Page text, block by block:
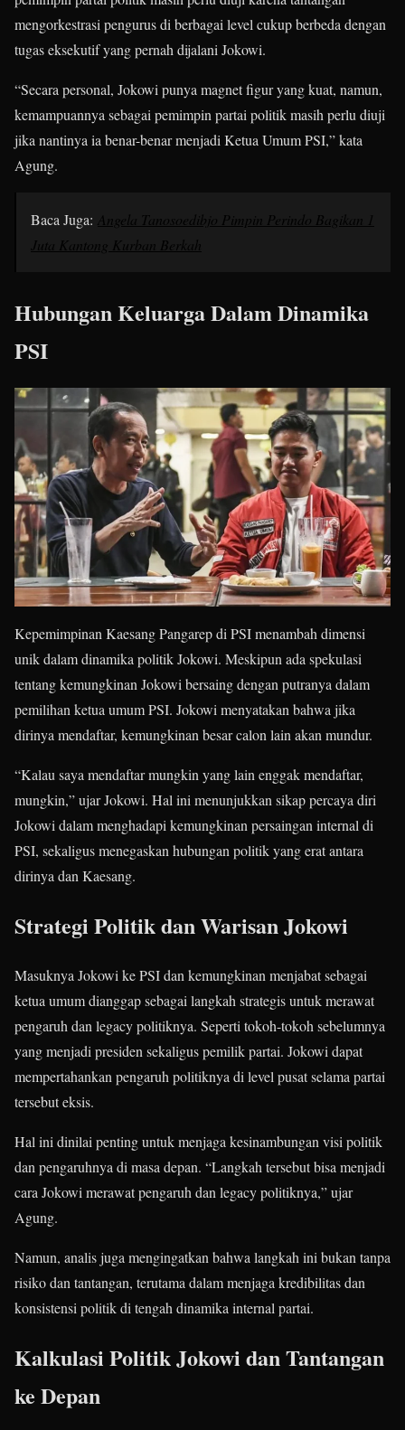
mengorkestrasi pengurus di berbagai level cukup berbeda dengan
tugas eksekutif yang pernah dijalani Jokowi.
“Secara personal, Jokowi punya magnet figur yang kuat, namun,
kemampuannya sebagai pemimpin partai politik masih perlu diuji
jika nantinya ia benar-benar menjadi Ketua Umum PSI,” kata
Agung.
Baca Juga: Angela Tanosoedibjo Pimpin Perindo Bagikan 1
Juta Kantong Kurban Berkah
Hubungan Keluarga Dalam Dinamika
PSI
Kepemimpinan Kaesang Pangarep di PSI menambah dimensi
unik dalam dinamika politik Jokowi. Meskipun ada spekulasi
tentang kemungkinan Jokowi bersaing dengan putranya dalam
pemilihan ketua umum PSI. Jokowi menyatakan bahwa jika
dirinya mendaftar, kemungkinan besar calon lain akan mundur.
“Kalau saya mendaftar mungkin yang lain enggak mendaftar,
mungkin,” ujar Jokowi. Hal ini menunjukkan sikap percaya diri
Jokowi dalam menghadapi kemungkinan persaingan internal di
PSI, sekaligus menegaskan hubungan politik yang erat antara
dirinya dan Kaesang.
Strategi Politik dan Warisan Jokowi
Masuknya Jokowi ke PSI dan kemungkinan menjabat sebagai
ketua umum dianggap sebagai langkah strategis untuk merawat
pengaruh dan legacy politiknya. Seperti tokoh-tokoh sebelumnya
yang menjadi presiden sekaligus pemilik partai. Jokowi dapat
mempertahankan pengaruh politiknya di level pusat selama partai
tersebut eksis.
Hal ini dinilai penting untuk menjaga kesinambungan visi politik
dan pengaruhnya di masa depan. “Langkah tersebut bisa menjadi
cara Jokowi merawat pengaruh dan legacy politiknya,” ujar
Agung.
Namun, analis juga mengingatkan bahwa langkah ini bukan tanpa
risiko dan tantangan, terutama dalam menjaga kredibilitas dan
konsistensi politik di tengah dinamika internal partai.
Kalkulasi Politik Jokowi dan Tantangan
ke Depan